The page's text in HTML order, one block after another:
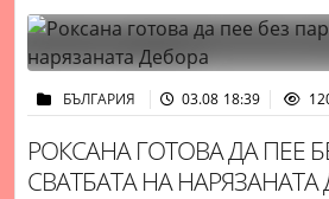
БЪЛГАРИЯ 03.08 18:39
РОКСАНА ГОТОВА ДА ПЕЕ
СВАТБАТА НА НАРЯЗАНАТА